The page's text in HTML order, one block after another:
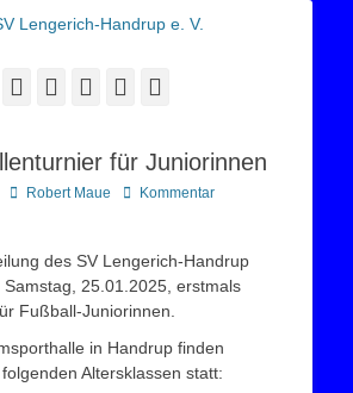
SV Lengerich-
Handrup e. V.
Handrup
Facebook
Twitter YouTube
für Juniorinnen
AutorRobert Maue
Kommentar
des SV Lengerich-Handrup
25.01.2025, erstmals
Fußball-Juniorinnen.
in Handrup finden
Altersklassen statt: